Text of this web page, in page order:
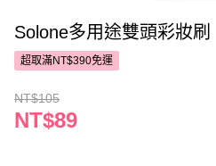
Solone多用途雙頭彩妝刷
超取滿NT$390免運
NT$105
NT$89